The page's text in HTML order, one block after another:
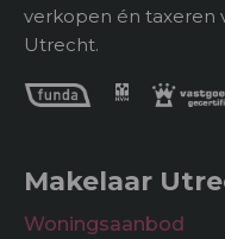
verkopen én taxeren
Utrecht.
Makelaar
Woningsaanbod